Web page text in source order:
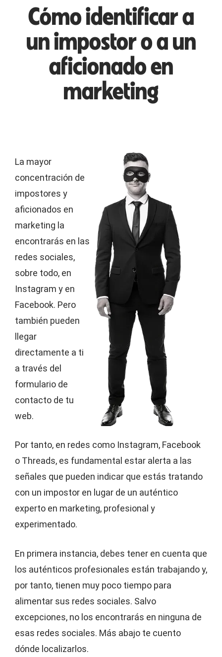
Cómo identificar a
un impostor o a un
aficionado en
marketing
La mayor
concentración de
impostores y
aficionados en
marketing la
encontrarás en las
redes sociales,
sobre todo, en
Instagram y en
Facebook. Pero
también pueden
llegar
directamente a ti
a través del
formulario de
contacto de tu
web.
Por tanto, en redes como Instagram, Facebook
o Threads, es fundamental estar alerta a las
señales que pueden indicar que estás tratando
con un impostor en lugar de un auténtico
experto en marketing, profesional y
experimentado.
En primera instancia, debes tener en cuenta que
los auténticos profesionales están trabajando y,
por tanto, tienen muy poco tiempo para
alimentar sus redes sociales. Salvo
excepciones, no los encontrarás en ninguna de
esas redes sociales. Más abajo te cuento
dónde localizarlos.